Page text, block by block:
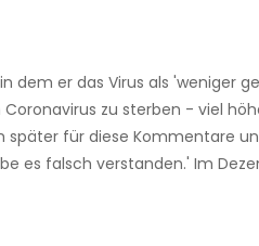
in dem er das Virus als 'weniger
zu sterben - viel
für diese Kommentare
es falsch verstanden.' Im